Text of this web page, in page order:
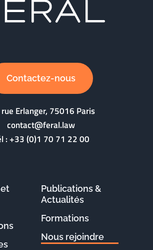
Contactez-nous
Erlanger, 75016 Paris
contact@feral.law
:+33 (0)1 70 71 22 00
Publications &
Actualités
Formations
Nous rejoindre